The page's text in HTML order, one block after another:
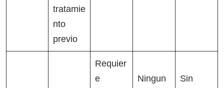
tratamie
nto
previo
Requier
e
Ningun
Sin